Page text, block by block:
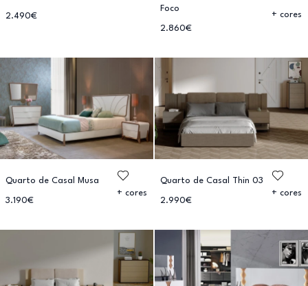
2.490€
Foco
2.860€
+ cores
Quarto de Casal Musa
3.190€
+ cores
Quarto de Casal Thin 03
2.990€
+ cores